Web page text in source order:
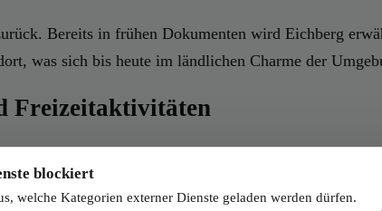
Bereits in frühen Dokumenten wird Eichberg
was sich bis heute im ländlichen Charme der
Freizeitaktivitäten
die ein Zeugnis seiner reichen Kultur
errichtet wurde. Mit ihrem markanten Turm und
blockiert
welche Kategorien externer Dienste geladen werden dürfen.